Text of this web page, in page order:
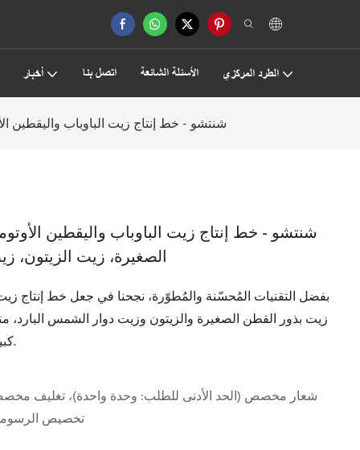
أخبار اتصل بنا الأسئلة الشائعة الطرد المركزي
شنتشو - خط إنتاج زيت الباوباب واليقطين
شنتشو - خط إنتاج زيت الباوباب واليقطين
الصغيرة، زيت الزيتون،
بفضل التقنيات المُحسّنة والمُطوّرة، نجحنا في جعل خط إنتاج زيت
زيت بذور القطن الصغيرة والزيتون وزيت دوار الشمس البارد،
كبيرة من العملاء العاملين في مجال معاصر الزيوت.
شعار مخصص (الحد الأدنى للطلب: وحدة واحدة)، تغليف
تخصيص